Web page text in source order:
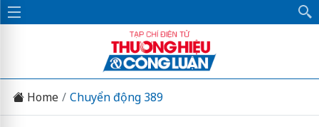
Home Chuyển động 389